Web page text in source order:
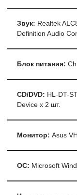
Звук: Realtek
Definition Audio
Блок питания:
CD/DVD: HL-DT-
Device x 2 шт.
Монитор: Asus
ОС: Microsoft